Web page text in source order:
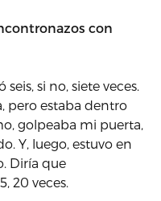
con
si no, siete veces.
pero estaba dentro
golpeaba mi puerta,
Y, luego, estuvo en
Diría que
20 veces.